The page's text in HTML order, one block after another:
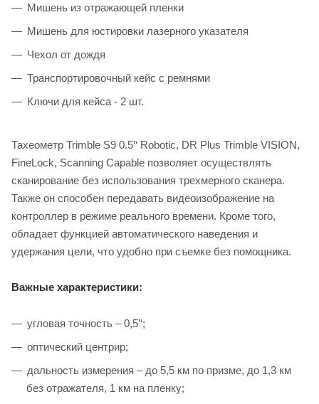
Мишень из отражающей пленки
Мишень для юстировки лазерного указателя
Чехол от дождя
Транспортировочный кейс с ремнями
Ключи для кейса - 2 шт.
Тахеометр Trimble S9 0.5’‘ Robotic, DR Plus Trimble VISION,
FineLock, Scanning Capable позволяет осуществлять
сканирование без использования трехмерного сканера.
Также он способен передавать видеоизображение на
контроллер в режиме реального времени. Кроме того,
обладает функцией автоматического наведения и
удержания цели, что удобно при съемке без помощника.
Важные характеристики:
угловая точность – 0,5’‘;
оптический центрир;
дальность измерения – до 5,5 км по призме, до 1,3 км
без отражателя, 1 км на пленку;